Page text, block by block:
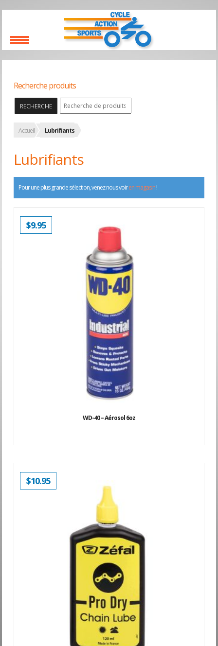
Recherche produits
RECHERCHE
Accueil Lubrifiants
Lubrifiants
Pour une plus grande sélection, venez nous voiren magasin!
WD-40 – Aérosol 6oz
$9.95
$10.95